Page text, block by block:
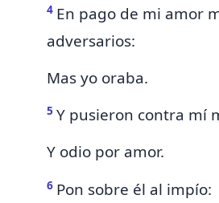
4 En pago de mi amor
adversarios:
Mas yo oraba.
5 Y pusieron contra mí
Y odio por amor.
6 Pon sobre él al impío: